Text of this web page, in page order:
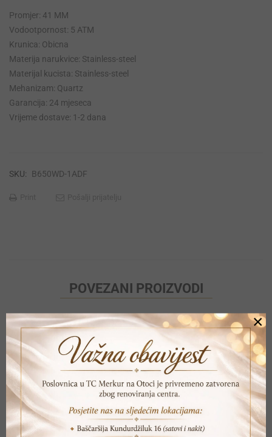
Promjer: 41 MM
Vodootpornost: 5 ATM
Krunica: Obicna
Materija narukvice: Stainless-steel
Materijal kucista: Stainless-steel
Mehanizam: Quartz
Garancija: 24 mjeseca
Vrijeme dostave: 1-2 dana
SKU: B650WD-1ADF
POVEZANI PROIZVODI
×